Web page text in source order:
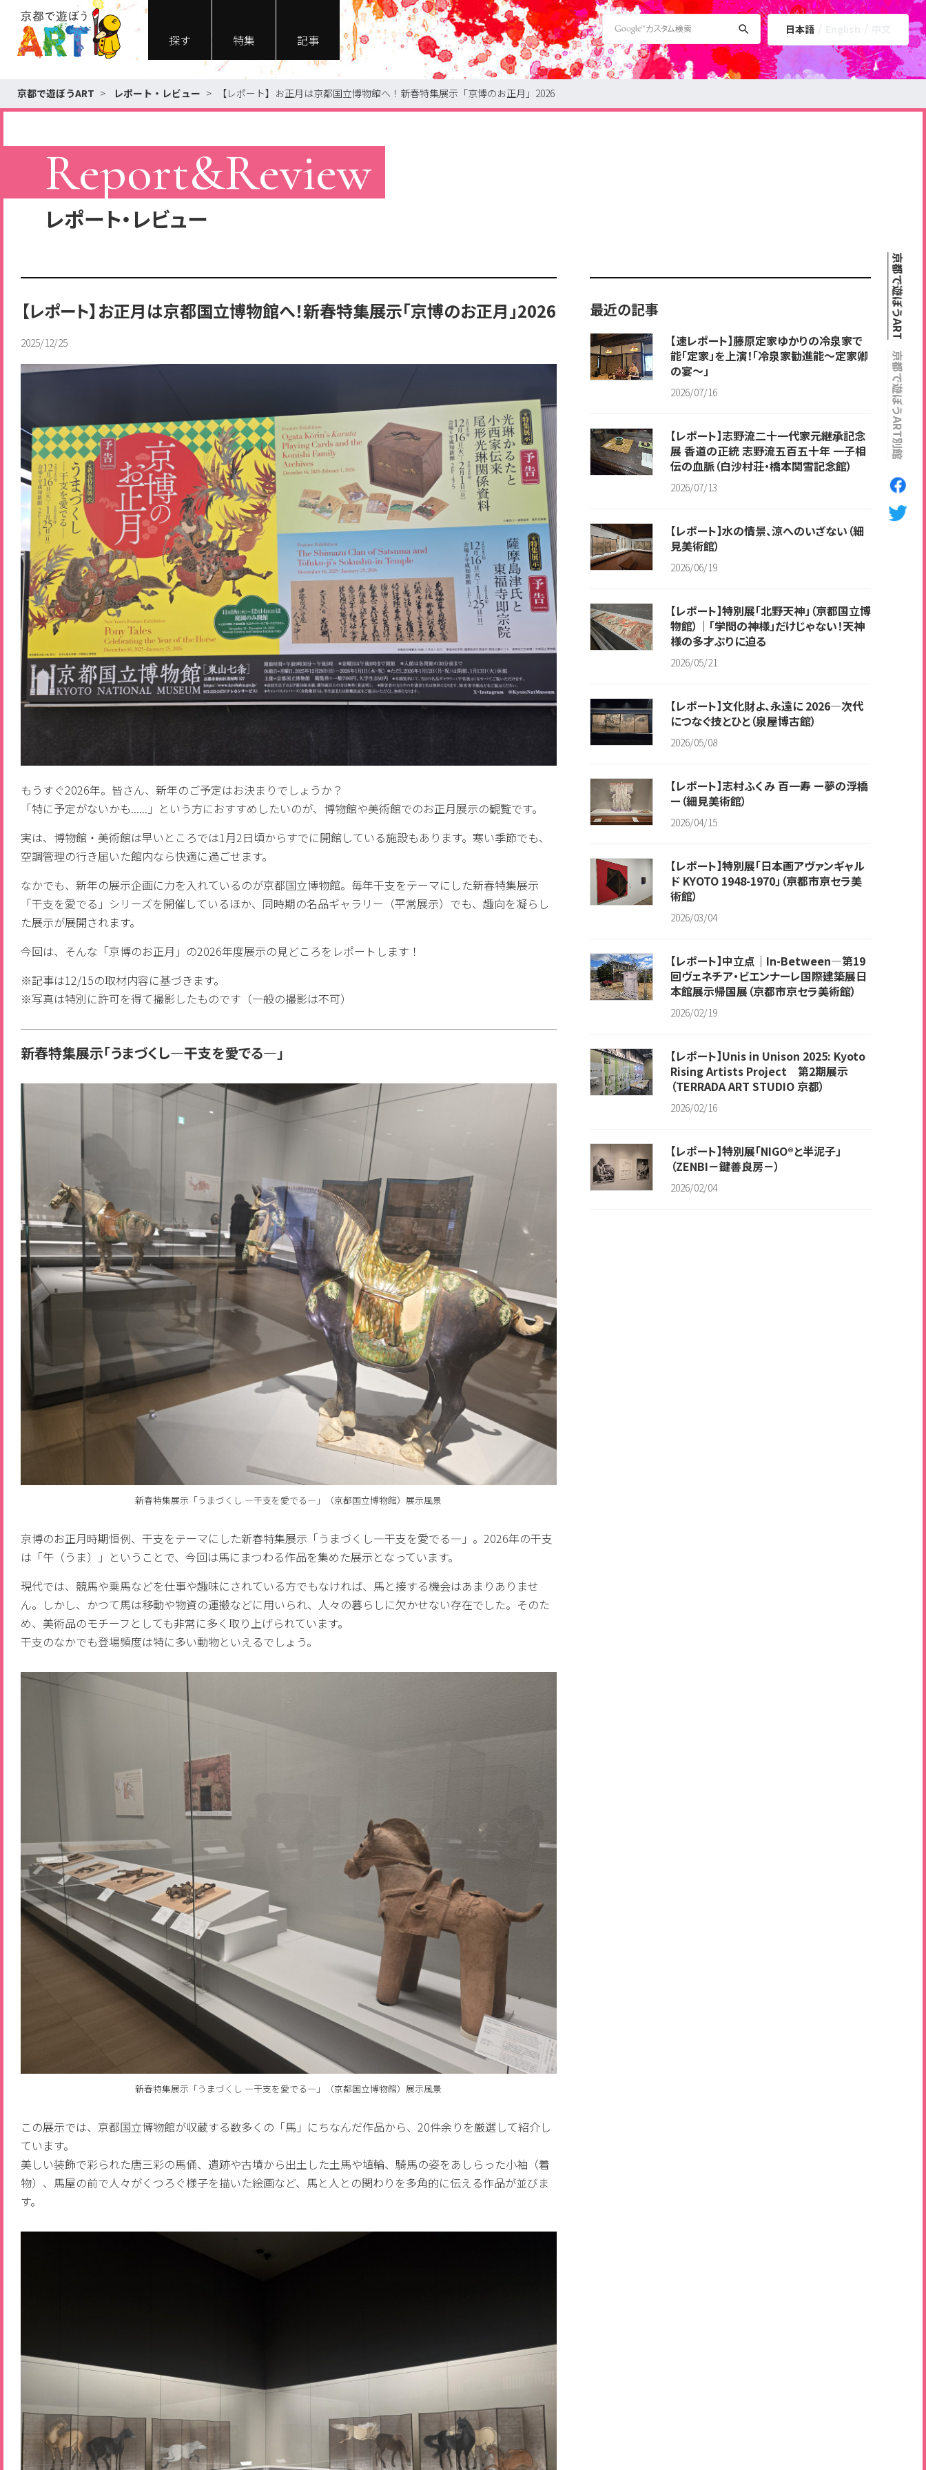
探す 特集 記事
日本語
京都で遊ぼうART > レポート・レビュー > 【レポート】お正月は京都国立博物館へ！新春特集展示「京博のお正月」2026
京都で遊ぼうART
京都で遊ぼうART別館
Report&Review
レポート・レビュー
【レポート】お正月は京都国立博物館へ！新春特集展示「京博のお正月」2026
2025/12/25
もうすぐ2026年。皆さん、新年のご予定はお決まりでしょうか？
「特に予定がないかも......」という方におすすめしたいのが、博物館や美術館でのお正月展示の観覧です。
実は、博物館・美術館は早いところでは1月2日頃からすでに開館している施設もあります。寒い季節でも、
空調管理の行き届いた館内なら快適に過ごせます。
なかでも、新年の展示企画に力を入れているのが京都国立博物館。毎年干支をテーマにした新春特集展示
「干支を愛でる」シリーズを開催しているほか、同時期の名品ギャラリー（平常展示）でも、趣向を凝らし
た展示が展開されます。
今回は、そんな「京博のお正月」の2026年度展示の見どころをレポートします！
※記事は12/15の取材内容に基づきます。
※写真は特別に許可を得て撮影したものです（一般の撮影は不可）
新春特集展示「うまづくし―干支を愛でる―」
新春特集展示「うまづくし ―干支を愛でる―」（京都国立博物館）展示風景
京博のお正月時期恒例、干支をテーマにした新春特集展示「うまづくし―干支を愛でる―」。2026年の干支
は「午（うま）」ということで、今回は馬にまつわる作品を集めた展示となっています。
現代では、競馬や乗馬などを仕事や趣味にされている方でもなければ、馬と接する機会はあまりありませ
ん。しかし、かつて馬は移動や物資の運搬などに用いられ、人々の暮らしに欠かせない存在でした。そのた
め、美術品のモチーフとしても非常に多く取り上げられています。
干支のなかでも登場頻度は特に多い動物といえるでしょう。
新春特集展示「うまづくし ―干支を愛でる―」（京都国立博物館）展示風景
この展示では、京都国立博物館が収蔵する数多くの「馬」にちなんだ作品から、20件余りを厳選して紹介し
ています。
美しい装飾で彩られた唐三彩の馬俑、遺跡や古墳から出土した土馬や埴輪、騎馬の姿をあしらった小袖（着
物）、馬屋の前で人々がくつろぐ様子を描いた絵画など、馬と人との関わりを多角的に伝える作品が並びま
す。
最近の記事
【速レポート】藤原定家ゆかりの冷泉家で
能「定家」を上演！「冷泉家勧進能～定家卿
の宴～」
2026/07/16
【レポート】志野流二十一代家元継承記念
展 香道の正統 志野流五百五十年 一子相
伝の血脈（白沙村荘・橋本関雪記念館）
2026/07/13
【レポート】水の情景、涼へのいざない（細
見美術館）
2026/06/19
【レポート】特別展「北野天神」（京都国立博
物館）｜「学問の神様」だけじゃない！天神
様の多才ぶりに迫る
2026/05/21
【レポート】文化財よ、永遠に 2026―次代
につなぐ技とひと（泉屋博古館）
2026/05/08
【レポート】志村ふくみ 百一寿 ー夢の浮橋
ー（細見美術館）
2026/04/15
【レポート】特別展「日本画アヴァンギャル
ド KYOTO 1948-1970」（京都市京セラ美
術館）
2026/03/04
【レポート】中立点｜In-Between―第19
回ヴェネチア・ビエンナーレ国際建築展日
本館展示帰国展（京都市京セラ美術館）
2026/02/19
【レポート】Unis in Unison 2025: Kyoto
Rising Artists Project 第2期展示
（TERRADA ART STUDIO 京都）
2026/02/16
【レポート】特別展「NIGO®と半泥子」
（ZENBI－鍵善良房－）
2026/02/04